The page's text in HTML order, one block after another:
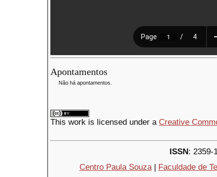
Apontamentos
Não há apontamentos.
This work is licensed under a Creative
ISSN: 2359-
Centro Paula Souza| Faculdade de